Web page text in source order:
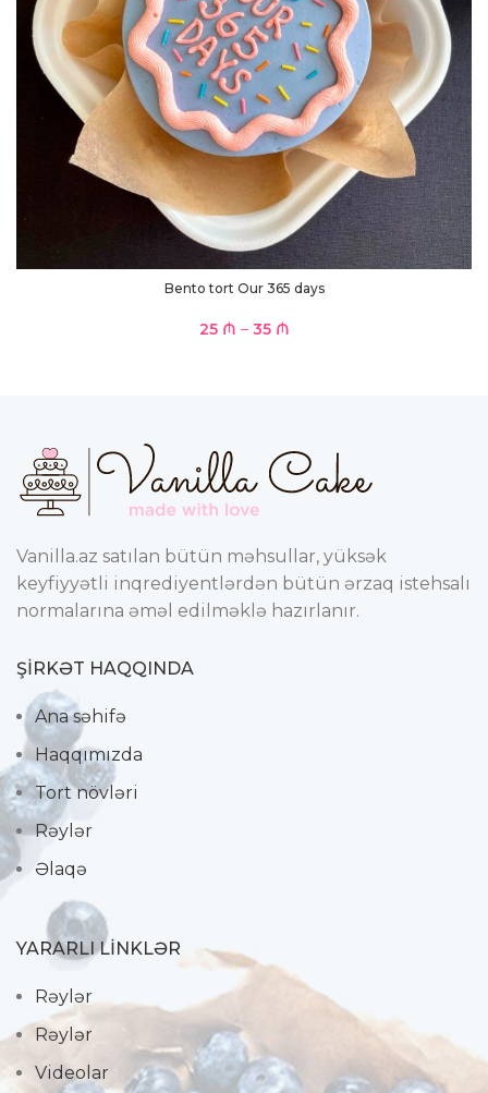
Bento tort Our 365 days
25 ₼ – 35 ₼
Vanilla.az satılan bütün məhsullar, yüksək
keyfiyyətli inqrediyentlərdən bütün ərzaq istehsalı
normalarına əməl edilməklə hazırlanır.
ŞIRKƏT HAQQINDA
Ana səhifə
Haqqımızda
Tort növləri
Rəylər
Əlaqə
YARARLI LİNKLƏR
Rəylər
Rəylər
Videolar